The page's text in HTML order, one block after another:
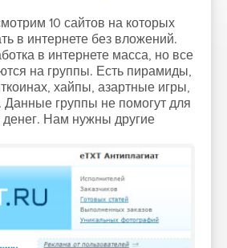
10 сайтов на которых
в интернете без вложений.
в интернете масса, но все
на группы. Есть пирамиды,
хайпы, азартные игры,
Данные группы не помогут для
денег. Нам нужны другие